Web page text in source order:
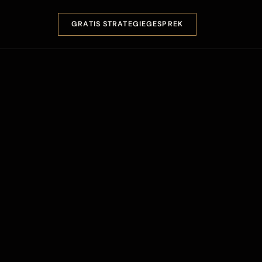
GRATIS STRATEGIEGESPREK